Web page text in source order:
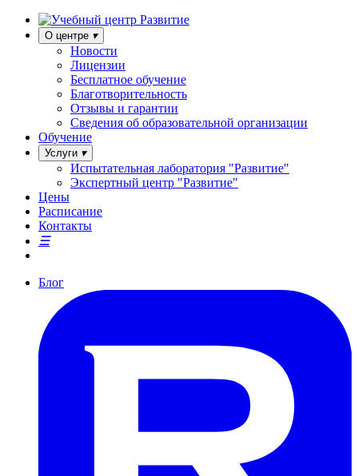
О центре
Новости
Лицензии
Бесплатное обучение
Благотворительность
Отзывы и гарантии
Сведения об образовательной организации
Обучение
Услуги
Испытательная лаборатория "Развитие"
Экспертный центр "Развитие"
Цены
Расписание
Контакты
Блог